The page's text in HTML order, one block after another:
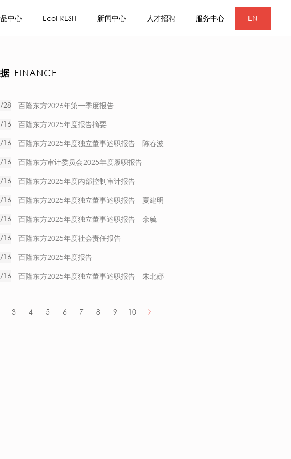
EN
中心 EcoFRESH 新闻中心 人才招聘 服务中心
FINANCE
28 百隆东方2026年第一季度报告
16 百隆东方2025年度报告摘要
16 百隆东方2025年度独立董事述职报告—陈春波
16 百隆东方审计委员会2025年度履职报告
16 百隆东方2025年度内部控制审计报告
16 百隆东方2025年度独立董事述职报告—夏建明
16 百隆东方2025年度独立董事述职报告—余毓
16 百隆东方2025年度社会责任报告
16 百隆东方2025年度报告
16 百隆东方2025年度独立董事述职报告—朱北娜
3 4 5 6 7 8 9 10